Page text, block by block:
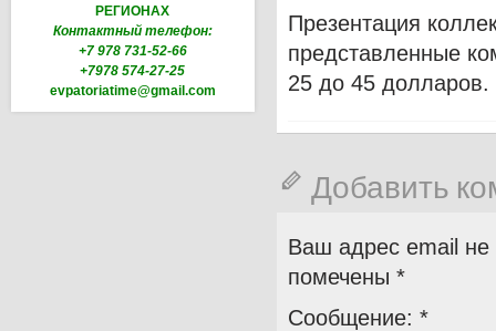
РЕГИОНАХ
Контактный телефон:
+7 978 731-52-66
+7978 574-27-25
evpatoriatime@gmail.com
Презентация
представленные
25 до 45 долларов.
Добавить
Ваш адрес email не
помечены *
Сообщение: *